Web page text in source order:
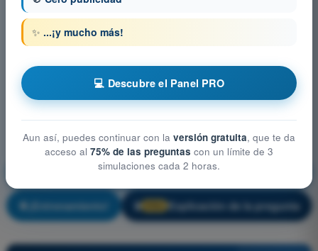
Rendimiento y planificación del vuelo
¡Entrenamiento! 🔒 Explicación de la pregunta
✨ ...¡y mucho más!
💻 Descubre el Panel PRO
Aun así, puedes continuar con la versión gratuita, que te da
acceso al 75% de las preguntas con un límite de 3
simulaciones cada 2 horas.